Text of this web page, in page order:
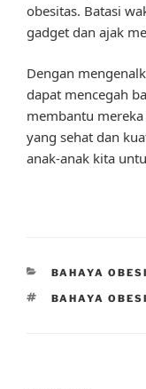
obesitas. Batasi
gadget dan ajak
Dengan
dapat mencegah
membantu
yang sehat dan
anak-anak kita
CATEGORIES
BAHAYA
TAGS
BAHAYA